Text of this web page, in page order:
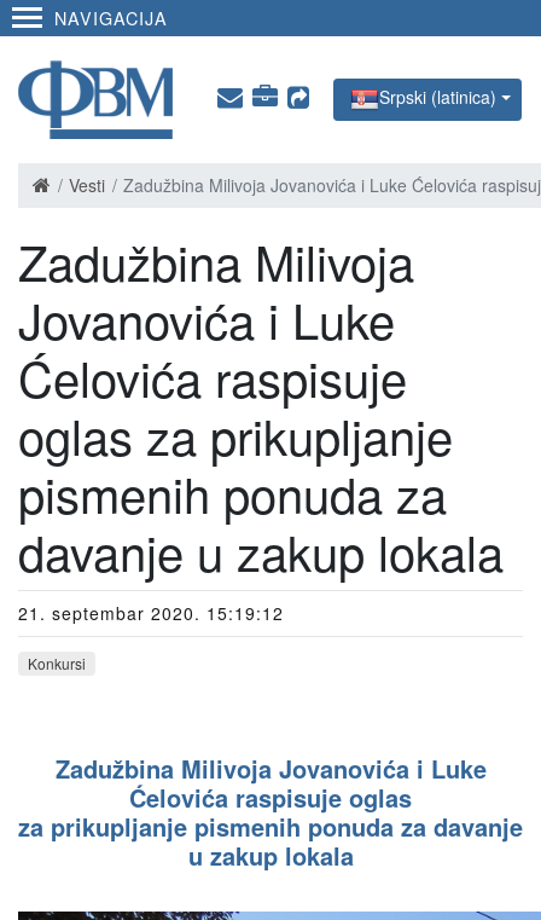
NAVIGACIJA
Srpski (latinica)
Vesti Zadužbina Milivoja Jovanovića i Luke Ćelovića
Zadužbina Milivoja
Jovanovića i Luke
Ćelovića raspisuje
oglas za prikupljanje
pismenih ponuda za
davanje u zakup lokala
21. septembar 2020. 15:19:12
Konkursi
Zadužbina Milivoja Jovanovića i Luke
Ćelovića raspisuje oglas
za prikupljanje pismenih ponuda za davanje
u zakup lokala